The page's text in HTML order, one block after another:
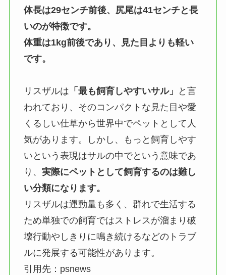
体長は29センチ前後、尻尾は41センチと長
いのが特徴です。
体重は1kg前後であり、見た目よりも軽い
です。
リスザルは 「最も飼育しやすいサル」
と言
われており、そのコンパクトな見た目や愛
くるしい仕草から世界中でペットとして人
気があります。しかし、もっと飼育しやす
いという表現はサルの中でという意味であ
り、 実際にペットとして飼育するのは難し
い分類になります。
リスザルは運動量も多く、群れで生活する
ため単独での飼育ではストレスが溜まり破
壊行動やしきりに鳴き続けるなどのトラブ
ルに発展する可能性があります。
引用先：psnews